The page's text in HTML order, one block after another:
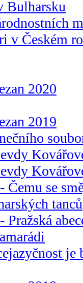
Bulharsku
v Českém
2020
2019
Čemu se
tanců
Pražská
je